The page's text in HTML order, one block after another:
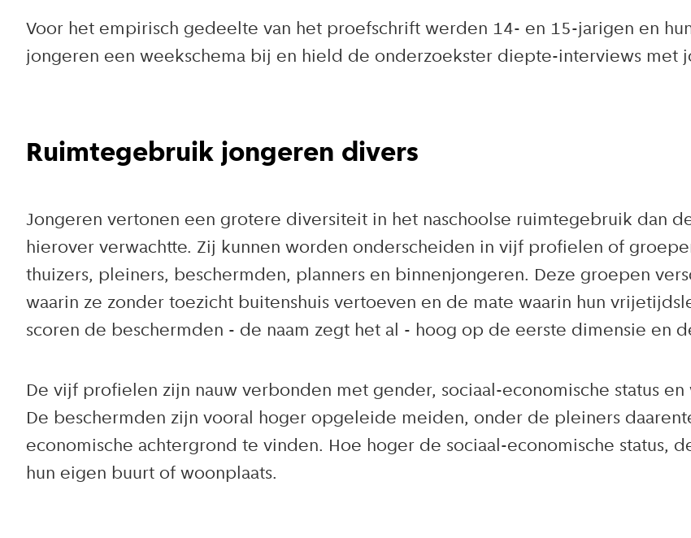
Voor het empirisch gedeelte van het proefschrift werden 14- en 15-jarigen en
jongeren een weekschema bij en hield de onderzoekster diepte-interviews met
Ruimtegebruik jongeren divers
Jongeren vertonen een grotere diversiteit in het naschoolse ruimtegebruik dan
hierover verwachtte. Zij kunnen worden onderscheiden in vijf profielen of
thuizers, pleiners, beschermden, planners en binnenjongeren. Deze groepen
waarin ze zonder toezicht buitenshuis vertoeven en de mate waarin hun
scoren de beschermden - de naam zegt het al - hoog op de eerste dimensie en
De vijf profielen zijn nauw verbonden met gender, sociaal-economische status
De beschermden zijn vooral hoger opgeleide meiden, onder de pleiners
economische achtergrond te vinden. Hoe hoger de sociaal-economische status,
hun eigen buurt of woonplaats.